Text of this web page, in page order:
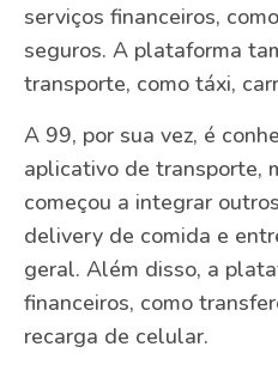
serviços financeiros,
seguros. A plataforma
transporte, como táxi,
A 99, por sua vez, é
aplicativo de transporte,
começou a integrar
delivery de comida e
geral. Além disso, a
financeiros, como
recarga de celular.